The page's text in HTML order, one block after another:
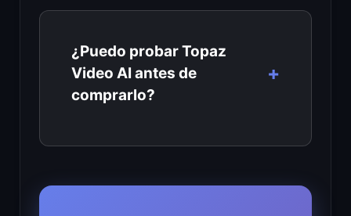
¿Puedo probar Topaz
Video AI antes de
comprarlo?